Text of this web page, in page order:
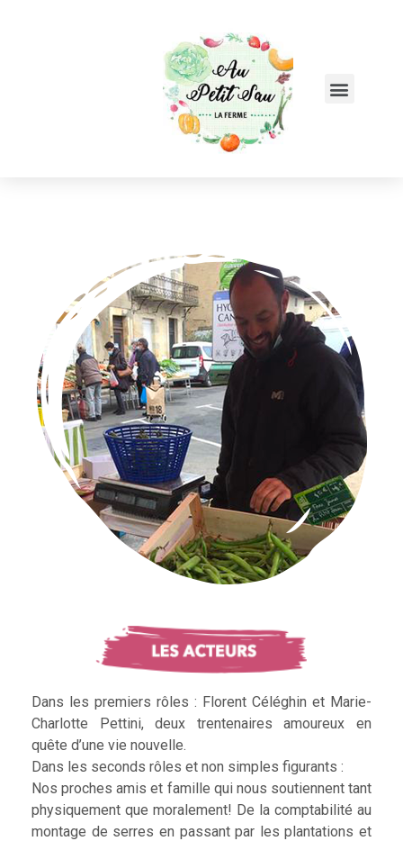
Dans les premiers rôles : Florent Céléghin et Marie-
Charlotte Pettini, deux trentenaires amoureux en
quête d’une vie nouvelle.
Dans les seconds rôles et non simples figurants :
Nos proches amis et famille qui nous soutiennent tant
physiquement que moralement! De la comptabilité au
montage de serres en passant par les plantations et